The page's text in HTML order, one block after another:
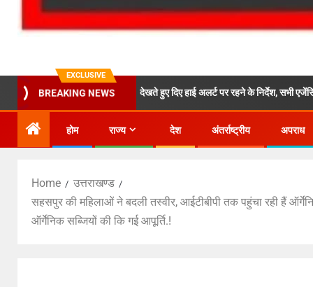
EXCLUSIVE
BREAKING NEWS
मुख्यमंत्री ने भारी वर्षा को देखते हुए दिए हाई अलर्ट पर रहने के निर्देश, सभी एजेंसियां पूरी तरह
होम राज्य देश अंतर्राष्ट्रीय अपराध
Home
उत्तराखण्ड
सहसपुर की महिलाओं ने बदली तस्वीर, आईटीबीपी तक पहुंचा रही हैं
ऑर्गेनिक सब्जियों की कि गई आपूर्ति.!